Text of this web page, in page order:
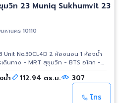
มวิท 23 Muniq Sukhumvit 23
านคร 10110
No.30CL4D 2 ห้องนอน 1 ห้องน้ำ
ะราม 9 - ม.ศรีนครินทรวิโรฒ
Thai Tower - สวนเบญจสิริ - ศูนย์
น้ำ 112.94 ตร.ม. 307
โทร